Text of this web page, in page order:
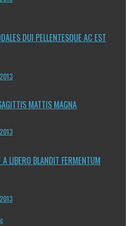
DUI PELLENTESQUE AC EST
MATTIS MAGNA
LIBERO BLANDIT FERMENTUM